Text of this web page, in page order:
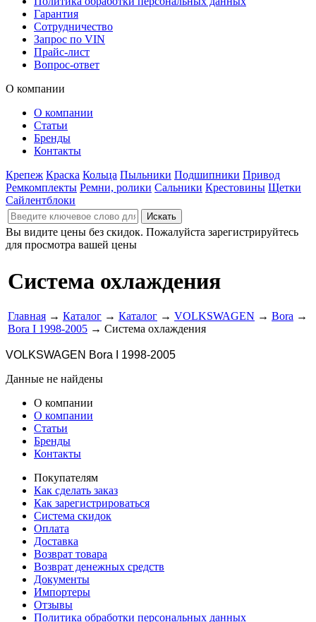
Гарантия
Сотрудничество
Запрос по VIN
Прайс-лист
Вопрос-ответ
О компании
О компании
Статьи
Бренды
Контакты
Крепеж Краска Кольца Пыльники Подшипники Привод
Ремкомплекты Ремни, ролики Сальники Крестовины Щетки
Сайлентблоки
Вы видите цены без скидок. Пожалуйста зарегистрируйтесь
для просмотра вашей цены
Система охлаждения
Главная → Каталог → Каталог → VOLKSWAGEN → Bora →
Bora I 1998-2005 → Система охлаждения
VOLKSWAGEN Bora I 1998-2005
Данные не найдены
О компании
О компании
Статьи
Бренды
Контакты
Покупателям
Как сделать заказ
Как зарегистрироваться
Система скидок
Оплата
Доставка
Возврат товара
Возврат денежных средств
Документы
Импортеры
Отзывы
Политика обработки персональных данных